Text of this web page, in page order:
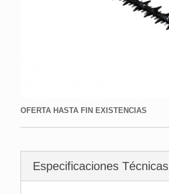
OFERTA HASTA FIN EXISTENCIAS
Especificaciones Técnicas